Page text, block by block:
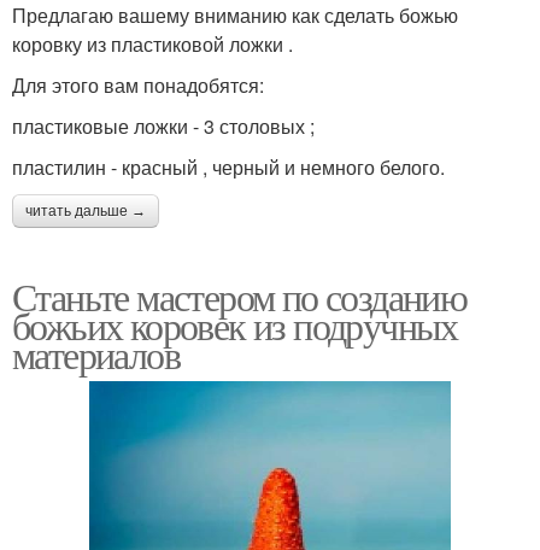
Предлагаю вашему вниманию как сделать божью
коровку из пластиковой ложки .
Для этого вам понадобятся:
пластиковые ложки - 3 столовых ;
пластилин - красный , черный и немного белого.
читать дальше →
Станьте мастером по созданию
божьих коровек из подручных
материалов